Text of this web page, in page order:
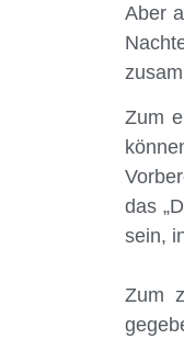
Aber
Zum
das
sein,
Zum